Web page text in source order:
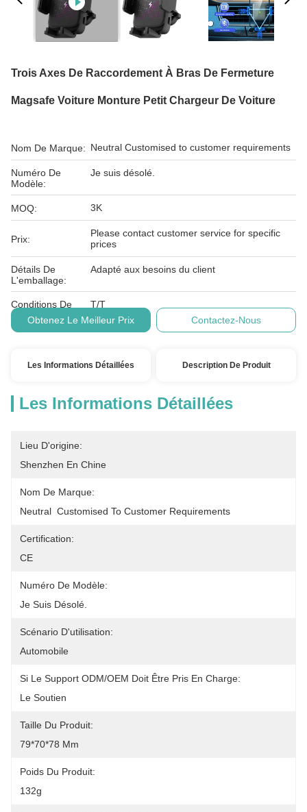
Trois Axes De Raccordement À Bras De Fermeture
Magsafe Voiture Monture Petit Chargeur De Voiture
Nom De Marque: Neutral Customised to customer requirements
Numéro De
Modèle:
Je suis désolé.
MOQ: 3K
Prix:
Please contact customer service for specific
prices
Détails De
L'emballage:
Adapté aux besoins du client
Conditions De
Paiement:
T/T
Obtenez Le Meilleur Prix
Contactez-Nous
Les Informations Détaillées Description De Produit
Les Informations Détaillées
Lieu D'origine:
Shenzhen En Chine
Nom De Marque:
Neutral  Customised To Customer Requirements
Certification:
CE
Numéro De Modèle:
Je Suis Désolé.
Scénario D'utilisation:
Automobile
Si Le Support ODM/OEM Doit Être Pris En Charge:
Le Soutien
Taille Du Produit:
79*70*78 Mm
Poids Du Produit:
132g